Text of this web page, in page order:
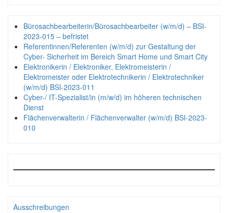
Bürosachbearbeiterin/Bürosachbearbeiter (w/m/d) – BSI-
2023-015 – befristet
Referentinnen/Referenten (w/m/d) zur Gestaltung der
Cyber- Sicherheit im Bereich Smart Home und Smart City
Elektronikerin / Elektroniker, Elektromeisterin /
Elektromeister oder Elektrotechnikerin / Elektrotechniker
(w/m/d) BSI-2023-011
Cyber-/ IT-Spezialist/in (m/w/d) im höheren technischen
Dienst
Flächenverwalterin / Flächenverwalter (w/m/d) BSI-2023-
010
Ausschreibungen